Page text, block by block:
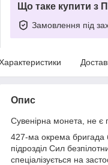
Що таке купити з
Замовлення під
Опис
Сувенірна монета, не є
427-ма окрема бригада
підрозділ Сил
спеціалізується на